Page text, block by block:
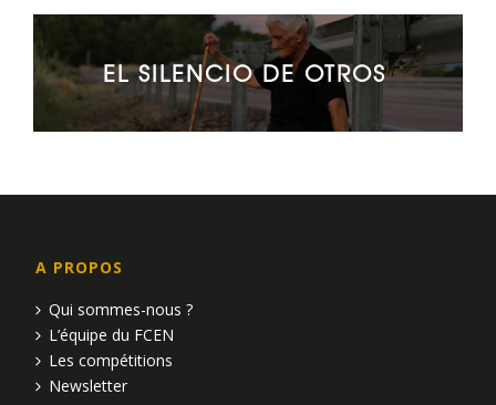
EL SILENCIO DE OTROS
A PROPOS
Qui sommes-nous ?
L’équipe du FCEN
Les compétitions
Newsletter